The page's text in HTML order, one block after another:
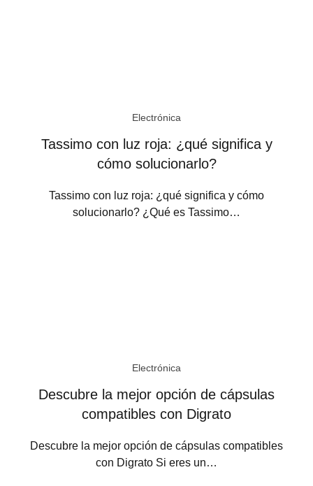
Electrónica
Tassimo con luz roja: ¿qué significa y
cómo solucionarlo?
Tassimo con luz roja: ¿qué significa y cómo
solucionarlo? ¿Qué es Tassimo…
Electrónica
Descubre la mejor opción de cápsulas
compatibles con Digrato
Descubre la mejor opción de cápsulas compatibles
con Digrato Si eres un…